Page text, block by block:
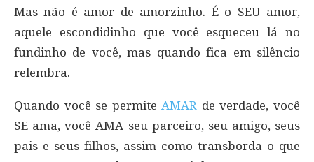
Mas não é amor de amorzinho. É o SEU amor,
aquele escondidinho que você esqueceu lá no
fundinho de você, mas quando fica em silêncio
relembra.
Quando você se permiteAMAR de verdade, você
SE ama, você AMA seu parceiro, seu amigo, seus
pais e seus filhos, assim como transborda o que